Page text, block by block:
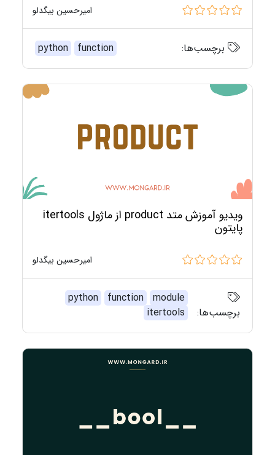
امیرحسین بیگدلو
برچسب‌ها: python function
ویدیو آموزش متد product از ماژول itertools
پایتون
امیرحسین بیگدلو
برچسب‌ها:
python function
module
itertools